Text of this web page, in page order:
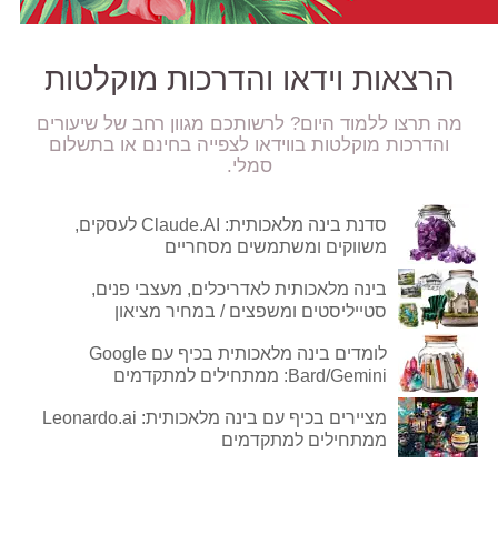
הרצאות וידאו והדרכות מוקלטות
מה תרצו ללמוד היום? לרשותכם מגוון רחב של שיעורים
והדרכות מוקלטות בווידאו לצפייה בחינם או בתשלום
סמלי.
סדנת בינה מלאכותית: Claude.AI לעסקים,
משווקים ומשתמשים מסחריים
בינה מלאכותית לאדריכלים, מעצבי פנים,
סטייליסטים ומשפצים / במחיר מציאון
לומדים בינה מלאכותית בכיף עם Google
Bard/Gemini: ממתחילים למתקדמים
מציירים בכיף עם בינה מלאכותית: Leonardo.ai
ממתחילים למתקדמים